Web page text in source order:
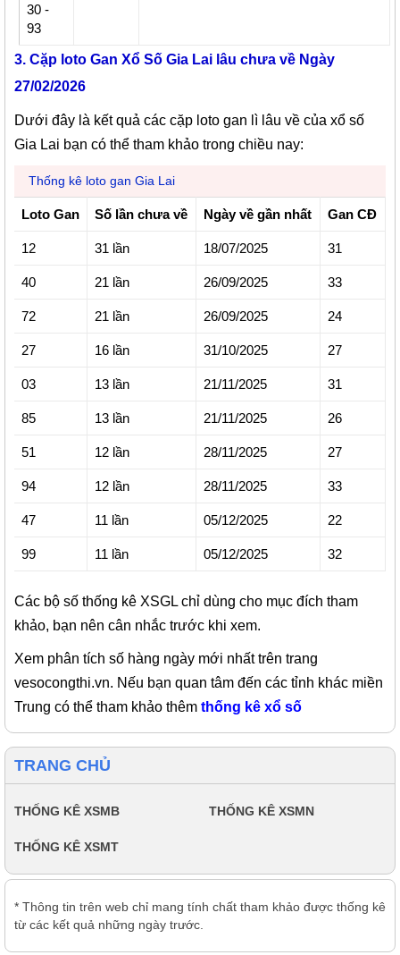
30 -
93
3. Cặp loto Gan Xổ Số Gia Lai lâu chưa về Ngày
27/02/2026
Dưới đây là kết quả các cặp loto gan lì lâu về của xổ số
Gia Lai bạn có thể tham khảo trong chiều nay:
Thống kê loto gan Gia Lai
Loto Gan Số lần chưa về Ngày về gần nhất Gan CĐ
12 31 lần 18/07/2025 31
40 21 lần 26/09/2025 33
72 21 lần 26/09/2025 24
27 16 lần 31/10/2025 27
03 13 lần 21/11/2025 31
85 13 lần 21/11/2025 26
51 12 lần 28/11/2025 27
94 12 lần 28/11/2025 33
47 11 lần 05/12/2025 22
99 11 lần 05/12/2025 32
Các bộ số thống kê XSGL chỉ dùng cho mục đích tham
khảo, bạn nên cân nhắc trước khi xem.
Xem phân tích số hàng ngày mới nhất trên trang
vesocongthi.vn. Nếu bạn quan tâm đến các tỉnh khác miền
Trung có thể tham khảo thêm thống kê xổ số
TRANG CHỦ
THỐNG KÊ XSMB THỐNG KÊ XSMN
THỐNG KÊ XSMT
* Thông tin trên web chỉ mang tính chất tham khảo được thống kê
từ các kết quả những ngày trước.